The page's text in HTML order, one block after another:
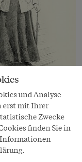
der
und Analyse-
erst mit Ihrer
Zwecke
finden Sie in
Informationen